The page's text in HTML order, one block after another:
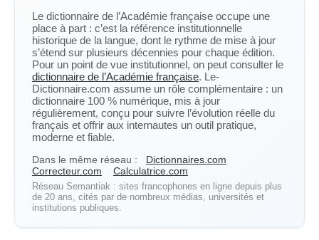
Le dictionnaire de l’Académie française occupe une
place à part : c’est la référence institutionnelle
historique de la langue, dont le rythme de mise à jour
s’étend sur plusieurs décennies pour chaque édition.
Pour un point de vue institutionnel, on peut consulter le
dictionnaire de l’Académie française. Le-
Dictionnaire.com assume un rôle complémentaire : un
dictionnaire 100 % numérique, mis à jour
régulièrement, conçu pour suivre l’évolution réelle du
français et offrir aux internautes un outil pratique,
moderne et fiable.
Dans le même réseau :
Dictionnaires.com
Correcteur.com
Calculatrice.com
Réseau Semantiak : sites francophones en ligne depuis plus
de 20 ans, cités par de nombreux médias, universités et
institutions publiques.